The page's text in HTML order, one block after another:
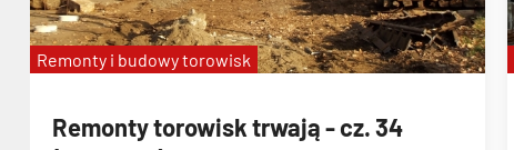
Remonty torowisk trwają - cz. 34
Remonty i budowy torowisk